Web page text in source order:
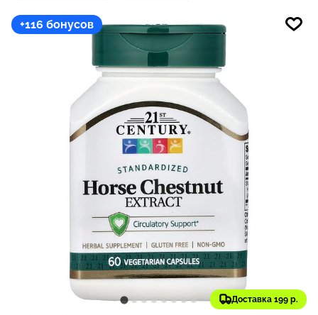
+116 бонусов
Доставка 199 р.